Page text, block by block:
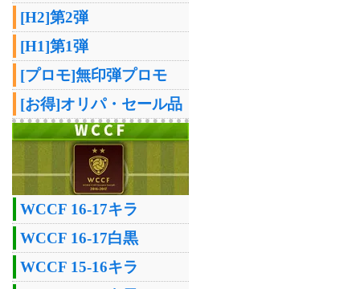
[H2]第2弾
[H1]第1弾
[プロモ]無印弾プロモ
[お得]オリパ・セール品
WCCF 16-17キラ
WCCF 16-17白黒
WCCF 15-16キラ